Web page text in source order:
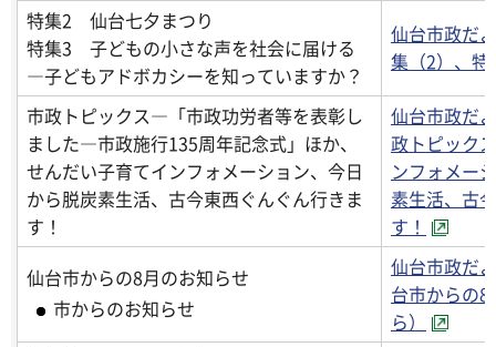
特集2 仙台七夕まつり
特集3 子どもの小さな声を社会に届ける
―子どもアドボカシーを知っていますか？
仙台市政だ
集（2）、特
市政トピックス―「市政功労者等を表彰し
ました―市政施行135周年記念式」ほか、
せんだい子育てインフォメーション、今日
から脱炭素生活、古今東西ぐんぐん行きま
す！
仙台市政だ
政トピック
ンフォメー
素生活、古
す！
仙台市からの8月のお知らせ
市からのお知らせ
仙台市政だ
台市からの
ら）